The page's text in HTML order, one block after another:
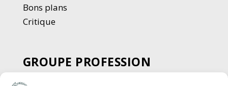
Bons plans
Critique
GROUPE PROFESSION
SPECTACLE